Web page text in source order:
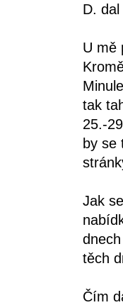
D.
U mě
tak
25.-
by se
Jak
těch
Čím